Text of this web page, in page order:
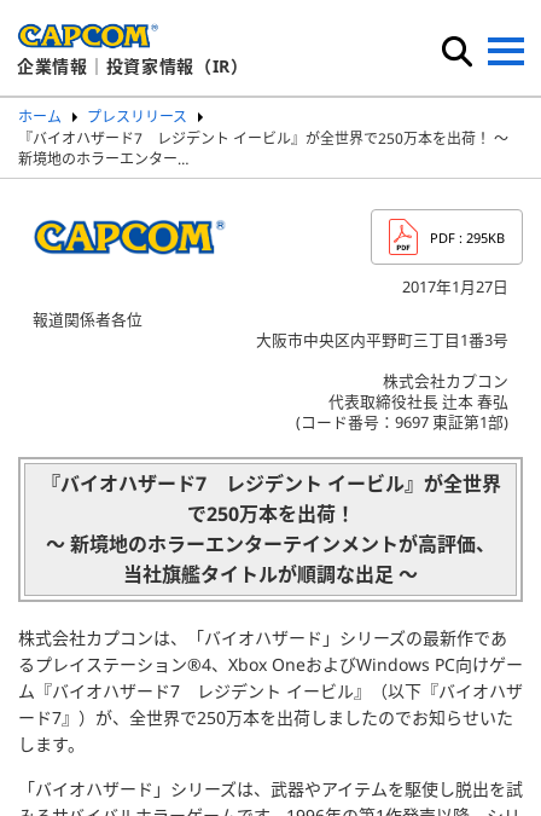
企業情報｜投資家情報（IR）
ホーム
プレスリリース
『バイオハザード7 レジデント イービル』が全世界で250万本を出荷！ ～
新境地のホラーエンター…
PDF : 295KB
2017年1月27日
報道関係者各位
大阪市中央区内平野町三丁目1番3号
株式会社カプコン
代表取締役社長 辻本 春弘
(コード番号：9697 東証第1部)
『バイオハザード7 レジデント イービル』が全世界
で250万本を出荷！
～ 新境地のホラーエンターテインメントが高評価、
当社旗艦タイトルが順調な出足 ～
株式会社カプコンは、「バイオハザード」シリーズの最新作であ
るプレイステーション®4、Xbox OneおよびWindows PC向けゲー
ム『バイオハザード7 レジデント イービル』（以下『バイオハザ
ード7』）が、全世界で250万本を出荷しましたのでお知らせいた
します。
「バイオハザード」シリーズは、武器やアイテムを駆使し脱出を試